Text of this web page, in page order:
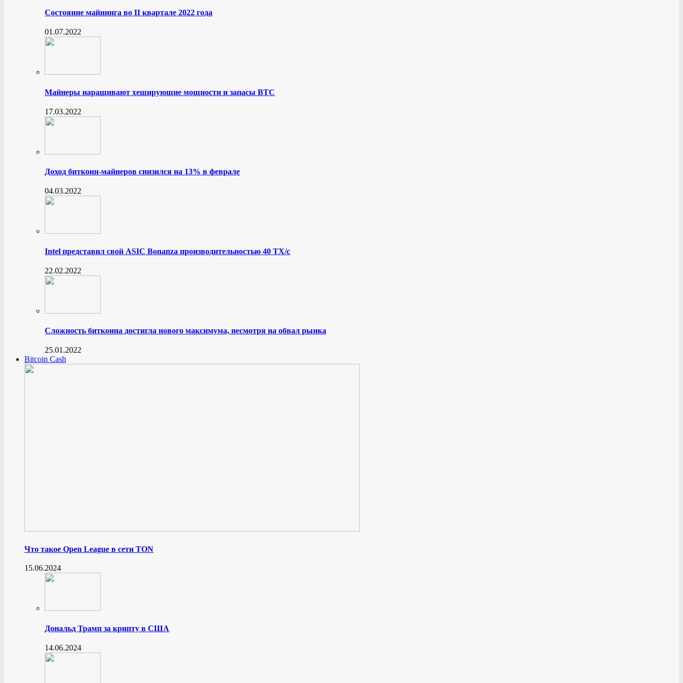
Состояние майнинга во II квартале 2022 года
01.07.2022
Майнеры наращивают хеширующие мощности и запасы BTC
17.03.2022
Доход биткоин-майнеров снизился на 13% в феврале
04.03.2022
Intel представил свой ASIC Bonanza производительностью 40 ТХ/с
22.02.2022
Сложность биткоина достигла нового максимума, несмотря на обвал рынка
25.01.2022
Bitcoin Cash
Что такое Open League в сети TON
15.06.2024
Дональд Трамп за крипту в США
14.06.2024